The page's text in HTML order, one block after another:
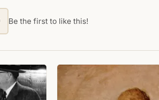
Be the first to like this!